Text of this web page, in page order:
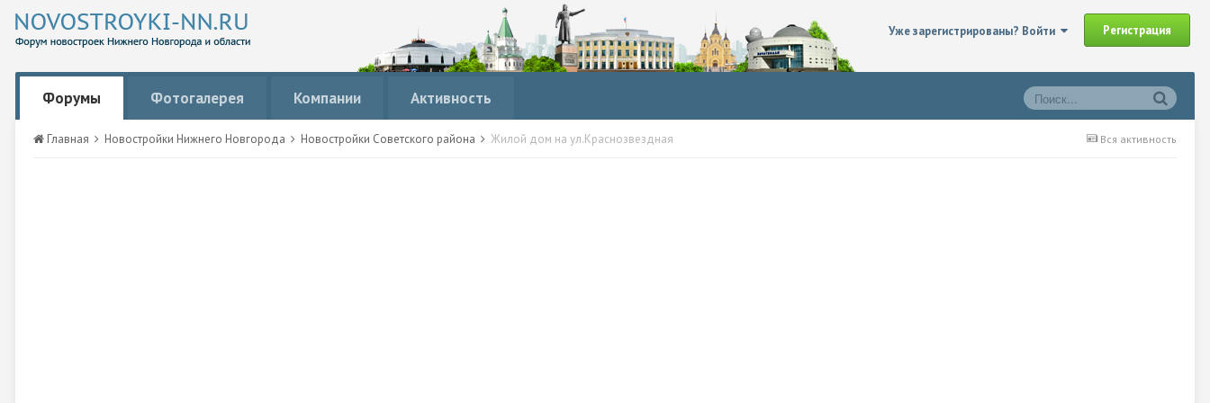
Уже зарегистрированы? Войти Регистрация
Форумы Фотогалерея Компании Активность
Вся активность
Главная Новостройки Нижнего Новгорода Новостройки Советского района Жилой дом на ул.Краснозвездная